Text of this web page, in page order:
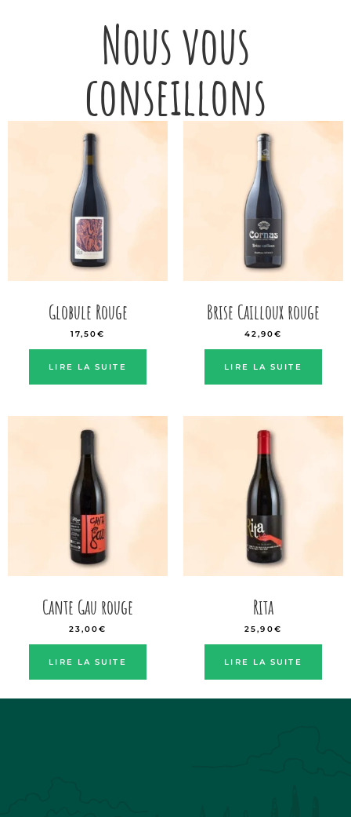
Nous vous
conseillons
Globule Rouge
17,50€
LIRE LA SUITE
Brise Cailloux rouge
42,90€
LIRE LA SUITE
Cante Gau rouge
23,00€
LIRE LA SUITE
Rita
25,90€
LIRE LA SUITE